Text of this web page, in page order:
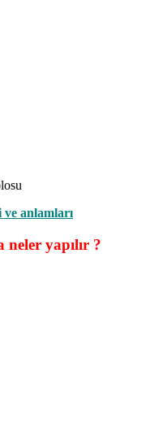
anlamları
yapılır ?